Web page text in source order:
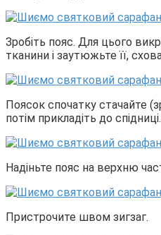
Зробіть пояс. Для цього
тканини і заутюжьте її,
Поясок спочатку стачайте
потім прикладіть до спідниці.
Надіньте пояс на верхню
Пристрочите швом зигзаг.